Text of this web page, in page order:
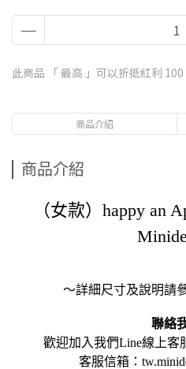
此商品 「 最高 」可以折抵紅利 100
商品介紹
商品介紹
（女款）happy an
～詳細尺寸及說明請
聯絡
歡迎加入我們Line線上客
客服信箱：